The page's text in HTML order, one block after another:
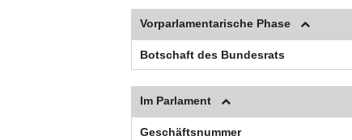
Vorparlamentarische Phase
Botschaft des Bundesrats
Im Parlament
Geschäftsnummer